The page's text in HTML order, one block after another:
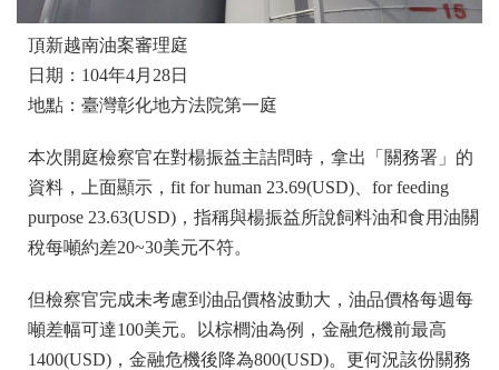
頂新越南油案審理庭
日期：104年4月28日
地點：臺灣彰化地方法院第一庭
本次開庭檢察官在對楊振益主詰問時，拿出「關務署」的
資料，上面顯示，fit for human 23.69(USD)、for feeding
purpose 23.63(USD)，指稱與楊振益所說飼料油和食用油關
稅每噸約差20~30美元不符。
但檢察官完成未考慮到油品價格波動大，油品價格每週每
噸差幅可達100美元。以棕櫚油為例，金融危機前最高
1400(USD)，金融危機後降為800(USD)。更何況該份關務